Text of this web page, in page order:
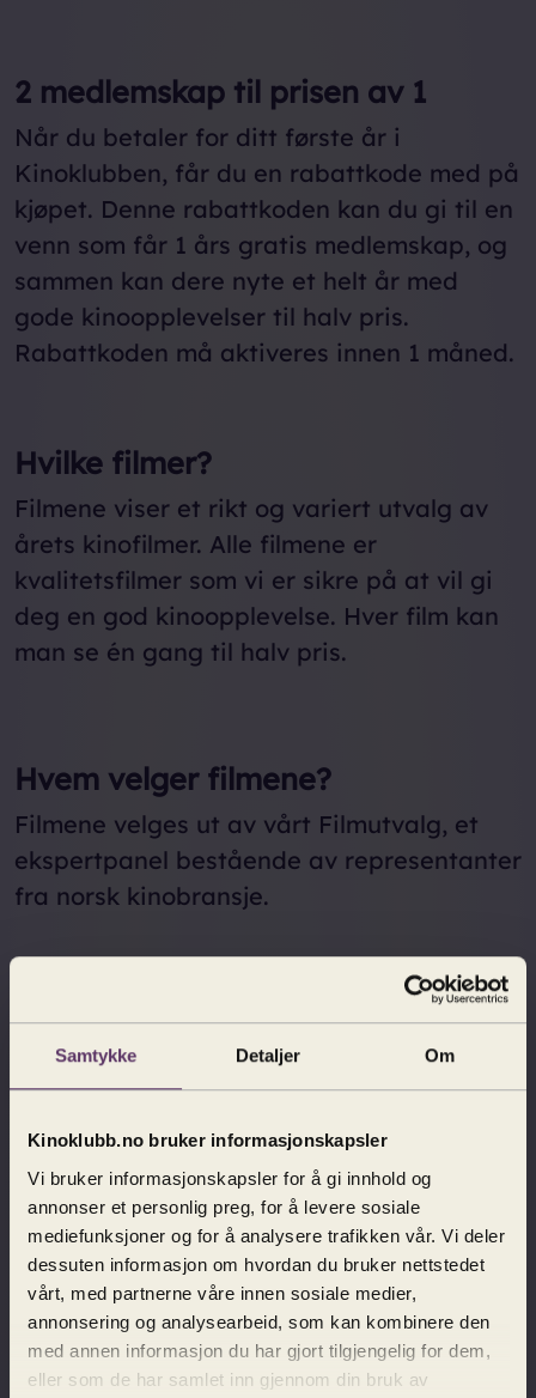
Samtykke Detaljer Om
Kinoklubb.no bruker informasjonskapsler
Vi bruker informasjonskapsler for å gi innhold og
annonser et personlig preg, for å levere sosiale
mediefunksjoner og for å analysere trafikken vår. Vi deler
dessuten informasjon om hvordan du bruker nettstedet
vårt, med partnerne våre innen sosiale medier,
annonsering og analysearbeid, som kan kombinere den
med annen informasjon du har gjort tilgjengelig for dem,
eller som de har samlet inn gjennom din bruk av
2 medlemskap til prisen av 1
Når du betaler for ditt første år i
Kinoklubben, får du en rabattkode med på
kjøpet. Denne rabattkoden kan du gi til en
venn som får 1 års gratis medlemskap, og
sammen kan dere nyte et helt år med
gode kinoopplevelser til halv pris.
Rabattkoden må aktiveres innen 1 måned.
Hvilke filmer?
Filmene viser et rikt og variert utvalg av
årets kinofilmer. Alle filmene er
kvalitetsfilmer som vi er sikre på at vil gi
deg en god kinoopplevelse. Hver film kan
man se én gang til halv pris.
Hvem velger filmene?
Filmene velges ut av vårt Filmutvalg, et
ekspertpanel bestående av representanter
fra norsk kinobransje.
Slik fungerer medlemskapet
Filmene ser du på vanlige forestillinger på
personlige medlemskode når du kjøper
kinobillett til halv pris. Billetten kjøper du
på Filmweb eller på kinoens nettside.
Underveis i kjøpet taster du inn
medlemskoden din, og dermed trekkes 50
% av ordinær pris automatisk fra. Du kan
også kjøpe billett til halv pris ved å oppgi
medlemskoden din eller vise QR-koden i